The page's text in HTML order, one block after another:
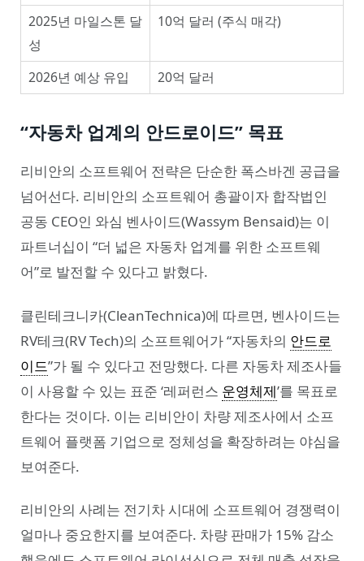
2025년 마일스톤 달
성
10억 달러 (주식 매각)
2026년 예상 유입 20억 달러
“자동차 업계의 안드로이드” 목표
리비안의 소프트웨어 전략은 단순한 폭스바겐 공급을
넘어선다. 리비안의 소프트웨어 총괄이자 합작법인
공동 CEO인 와심 벤사이드(Wassym Bensaid)는 이
파트너십이 “더 넓은 자동차 업계를 위한 소프트웨
어”로 발전할 수 있다고 밝혔다.
클린테크니카(CleanTechnica)에 따르면, 벤사이드는
RV테크(RV Tech)의 소프트웨어가 “자동차의 안드로
이드”가 될 수 있다고 전망했다. 다른 자동차 제조사들
이 사용할 수 있는 표준 ‘레퍼런스 운영체제’를 목표로
한다는 것이다. 이는 리비안이 차량 제조사에서 소프
트웨어 플랫폼 기업으로 정체성을 확장하려는 야심을
보여준다.
리비안의 사례는 전기차 시대에 소프트웨어 경쟁력이
얼마나 중요한지를 보여준다. 차량 판매가 15% 감소